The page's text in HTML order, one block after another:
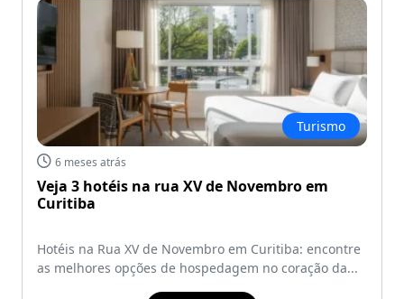
Turismo
6 meses atrás
Veja 3 hotéis na rua XV de Novembro em
Curitiba
Hotéis na Rua XV de Novembro em Curitiba: encontre
as melhores opções de hospedagem no coração da...